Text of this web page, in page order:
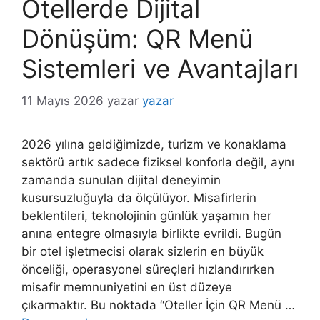
Otellerde Dijital
Dönüşüm: QR Menü
Sistemleri ve Avantajları
11 Mayıs 2026 yazar yazar
2026 yılına geldiğimizde, turizm ve konaklama
sektörü artık sadece fiziksel konforla değil, aynı
zamanda sunulan dijital deneyimin
kusursuzluğuyla da ölçülüyor. Misafirlerin
beklentileri, teknolojinin günlük yaşamın her
anına entegre olmasıyla birlikte evrildi. Bugün
bir otel işletmecisi olarak sizlerin en büyük
önceliği, operasyonel süreçleri hızlandırırken
misafir memnuniyetini en üst düzeye
çıkarmaktır. Bu noktada “Oteller İçin QR Menü …